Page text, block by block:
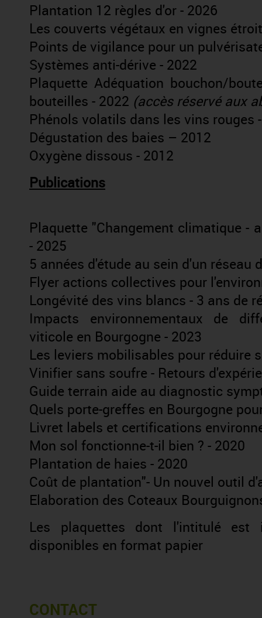
Plantation 12 règles d'or - 2026
Les couverts végétaux en vignes
Points de vigilance pour un
Systèmes anti-dérive - 2022
Plaquette Adéquation bouchon/
bouteilles - 2022 (accès réservé aux
Phénols volatils dans les vins rouges
Dégustation des baies – 2012
Oxygène dissous - 2012
Publications
Plaquette "Changement climatique -
- 2025
5 années d'étude au sein d'un réseau
Flyer actions collectives pour
Longévité des vins blancs - 3 ans de
Impacts environnementaux de
viticole en Bourgogne - 2023
Les leviers mobilisables pour réduire
Vinifier sans soufre - Retours
Guide terrain aide au diagnostic
Quels porte-greffes en Bourgogne
Livret labels et certifications
Mon sol fonctionne-t-il bien ? - 2020
Plantation de haies - 2020
Coût de plantation"- Un nouvel outil
Elaboration des Coteaux
Les plaquettes dont l'intitulé
disponibles en format papier
CONTACT